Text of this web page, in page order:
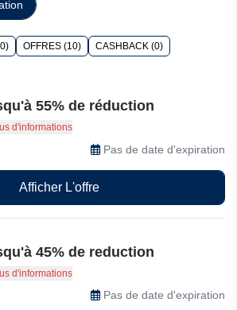
OFFRES (10) CASHBACK (0)
55% de réduction
jusqu'à 55% de réduction sur une
Plus d'informations
Pas de date d'expiration
Afficher L'offre
45% de reduction
jusqu'à 45% sur les offres
de soins de la peau asambeauty
à la télévision : qualité allemande,
Plus d'informations
Pas de date d'expiration